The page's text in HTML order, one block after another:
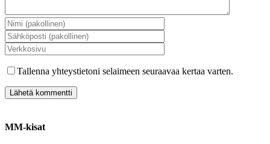
Tallenna yhteystietoni selaimeen seuraavaa kertaa varten.
MM-kisat